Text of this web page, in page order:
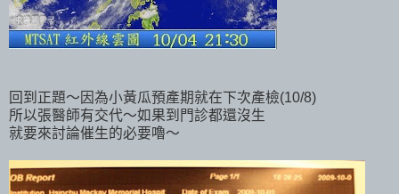
回到正題～因為小黃瓜預產期就在下次產檢(10/8)
所以張醫師有交代～如果到門診都還沒生
就要來討論催生的必要嚕～